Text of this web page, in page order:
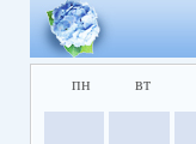
пн вт